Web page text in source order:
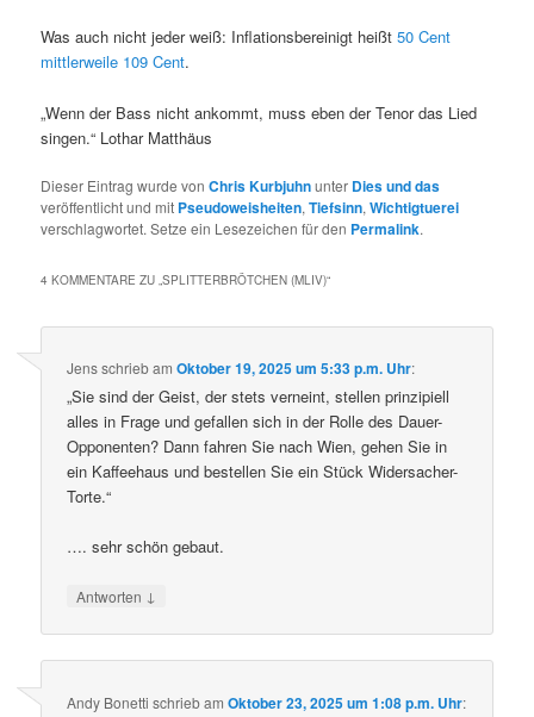
Was auch nicht jeder weiß: Inflationsbereinigt heißt50 Cent
mittlerweile 109 Cent.
„Wenn der Bass nicht ankommt, muss eben der Tenor das Lied
singen.“ Lothar Matthäus
Dieser Eintrag wurde vonChris Kurbjuhnunter Dies und das
veröffentlicht und mit Pseudoweisheiten,Tiefsinn,Wichtigtuerei
verschlagwortet. Setze ein Lesezeichen für den Permalink.
4 KOMMENTARE ZU „SPLITTERBRÖTCHEN (MLIV)“
JensschriebamOktober 19, 2025 um 5:33 p.m. Uhr:
„Sie sind der Geist, der stets verneint, stellen prinzipiell
alles in Frage und gefallen sich in der Rolle des Dauer-
Opponenten? Dann fahren Sie nach Wien, gehen Sie in
ein Kaffeehaus und bestellen Sie ein Stück Widersacher-
Torte.“
…. sehr schön gebaut.
Antworten ↓
Andy Bonetti schriebamOktober 23, 2025 um 1:08 p.m. Uhr: